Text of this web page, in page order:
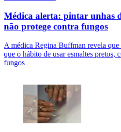
Médica alerta: pintar unhas
não protege contra fungos
A médica Regina Buffman revela
que o hábito de usar esmaltes pretos,
fungos